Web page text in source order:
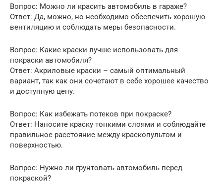
Вопрос: Можно ли красить автомобиль в гараже?
Ответ: Да, можно, но необходимо обеспечить хорошую
вентиляцию и соблюдать меры безопасности.
Вопрос: Какие краски лучше использовать для
покраски автомобиля?
Ответ: Акриловые краски – самый оптимальный
вариант, так как они сочетают в себе хорошее качество
и доступную цену.
Вопрос: Как избежать потеков при покраске?
Ответ: Наносите краску тонкими слоями и соблюдайте
правильное расстояние между краскопультом и
поверхностью.
Вопрос: Нужно ли грунтовать автомобиль перед
покраской?